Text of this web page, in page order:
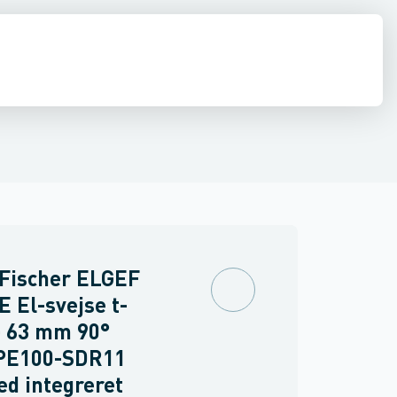
ELGEF
El-svejse t-
mm 90°
SDR11
integreret